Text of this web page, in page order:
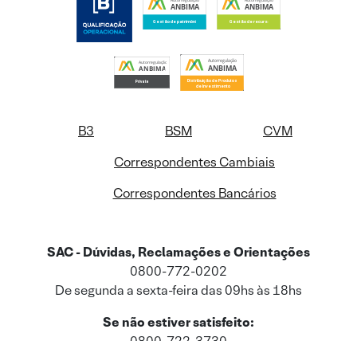
B3 BSM
CVM
Correspondentes Cambiais
Correspondentes Bancários
SAC - Dúvidas, Reclamações e Orientações
0800-772-0202
De segunda a sexta-feira das 09hs às 18hs
Se não estiver satisfeito: